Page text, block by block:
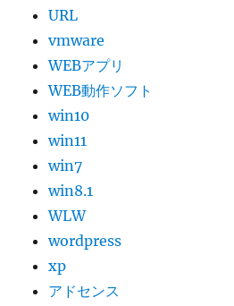
URL
vmware
WEBアプリ
WEB動作ソフト
win10
win11
win7
win8.1
WLW
wordpress
xp
アドセンス